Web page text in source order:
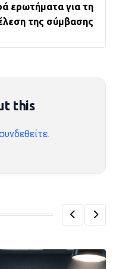
ερωτήματα για τη
της σύμβασης
this
.